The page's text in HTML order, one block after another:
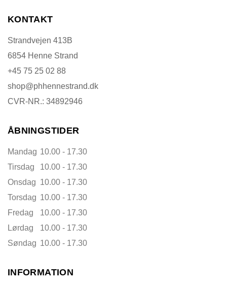
KONTAKT
Strandvejen 413B
6854 Henne Strand
+45 75 25 02 88
shop@phhennestrand.dk
CVR-NR.: 34892946
ÅBNINGSTIDER
Mandag 10.00 - 17.30
Tirsdag
10.00 - 17.30
Onsdag 10.00 - 17.30
Torsdag 10.00 - 17.30
Fredag
10.00 - 17.30
Lørdag
10.00 - 17.30
Søndag 10.00 - 17.30
INFORMATION